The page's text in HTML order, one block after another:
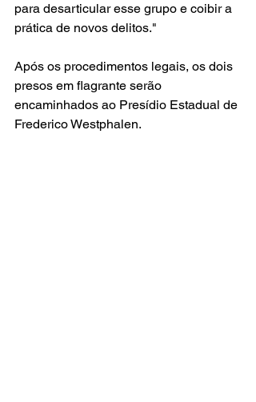
para desarticular esse grupo e coibir a
prática de novos delitos."
Após os procedimentos legais, os dois
presos em flagrante serão
encaminhados ao Presídio Estadual de
Frederico Westphalen.